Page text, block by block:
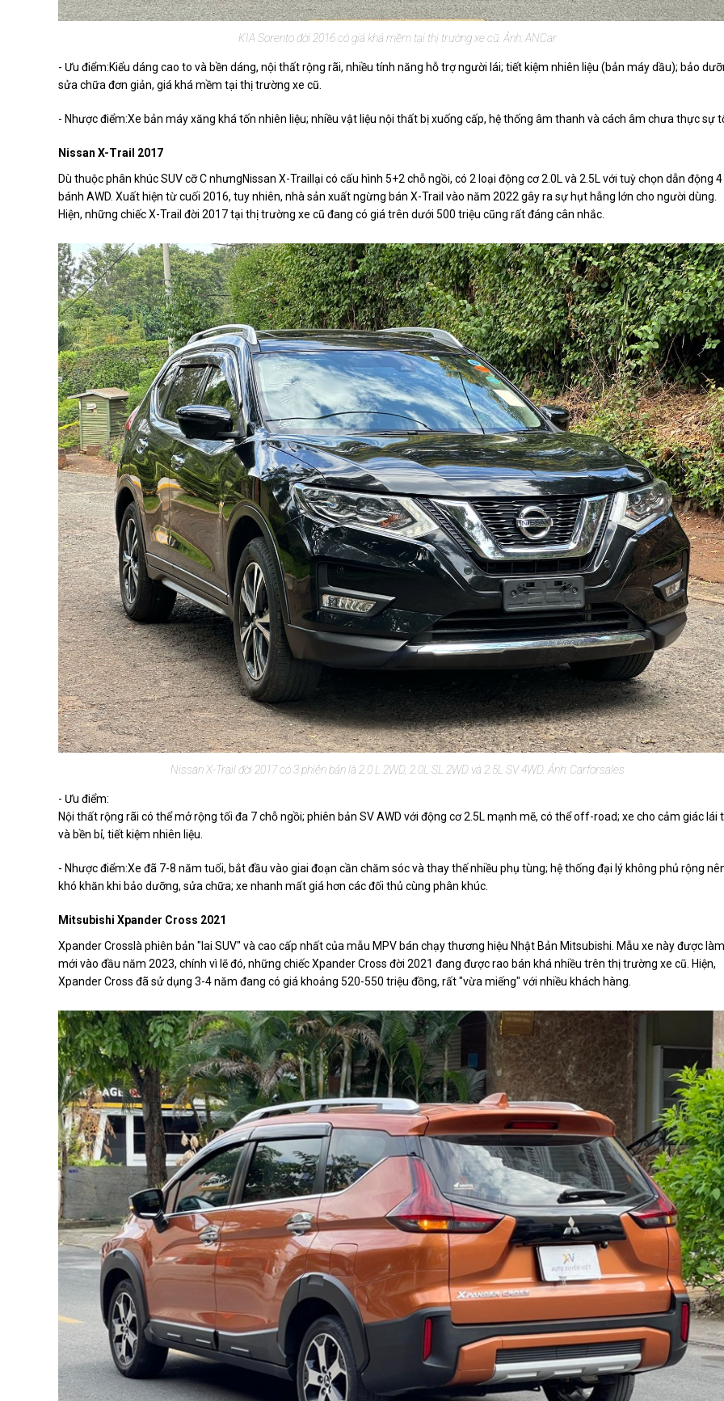
KIA Sorento đời 2016 có giá khá mềm tại thị trường xe cũ. Ảnh: ANCar
- Ưu điểm:Kiểu dáng cao to và bền dáng, nội thất rộng rãi, nhiều tính năng hỗ trợ người lái; tiết kiệm nhiên liệu (bản máy dầu); bảo
sửa chữa đơn giản, giá khá mềm tại thị trường xe cũ.
- Nhược điểm:Xe bản máy xăng khá tốn nhiên liệu; nhiều vật liệu nội thất bị xuống cấp, hệ thống âm thanh và cách âm chưa thực sự
Nissan X-Trail 2017
Dù thuộc phân khúc SUV cỡ C nhưngNissan X-Traillại có cấu hình 5+2 chỗ ngồi, có 2 loại động cơ 2.0L và 2.5L với tuỳ chọn dẫn động 4
bánh AWD. Xuất hiện từ cuối 2016, tuy nhiên, nhà sản xuất ngừng bán X-Trail vào năm 2022 gây ra sự hụt hẫng lớn cho người dùng.
Hiện, những chiếc X-Trail đời 2017 tại thị trường xe cũ đang có giá trên dưới 500 triệu cũng rất đáng cân nhắc.
Nissan X-Trail đời 2017 có 3 phiên bản là 2.0 L 2WD, 2.0L SL 2WD và 2.5L SV 4WD. Ảnh: Carforsales
- Ưu điểm:
Nội thất rộng rãi có thể mở rộng tối đa 7 chỗ ngồi; phiên bản SV AWD với động cơ 2.5L mạnh mẽ, có thể off-road; xe cho cảm giác lái
và bền bỉ, tiết kiệm nhiên liệu.
- Nhược điểm:Xe đã 7-8 năm tuổi, bắt đầu vào giai đoạn cần chăm sóc và thay thế nhiều phụ tùng; hệ thống đại lý không phủ rộng
khó khăn khi bảo dưỡng, sửa chữa; xe nhanh mất giá hơn các đối thủ cùng phân khúc.
Mitsubishi Xpander Cross 2021
Xpander Crosslà phiên bản "lai SUV" và cao cấp nhất của mẫu MPV bán chạy thương hiệu Nhật Bản Mitsubishi. Mẫu xe này được làm
mới vào đầu năm 2023, chính vì lẽ đó, những chiếc Xpander Cross đời 2021 đang được rao bán khá nhiều trên thị trường xe cũ. Hiện,
Xpander Cross đã sử dụng 3-4 năm đang có giá khoảng 520-550 triệu đồng, rất "vừa miếng" với nhiều khách hàng.